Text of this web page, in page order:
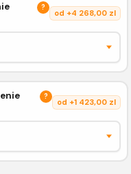
?
od +4 268,00 zl
?
od +1 423,00 zl